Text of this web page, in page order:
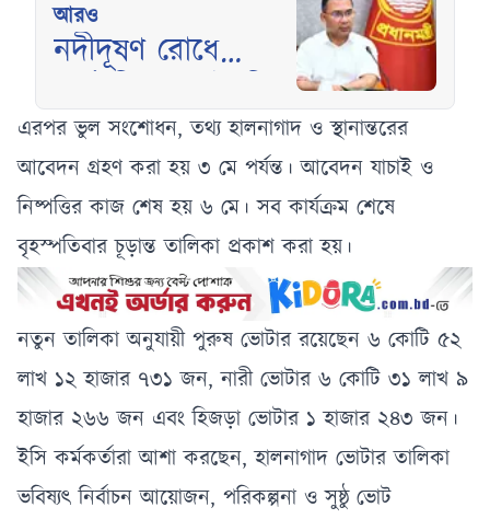
আরও
নদীদূষণ রোধে
নির্দেশ প্রধানমন্ত্রীর
এরপর ভুল সংশোধন, তথ্য হালনাগাদ ও স্থানান্তরের
আবেদন গ্রহণ করা হয় ৩ মে পর্যন্ত। আবেদন যাচাই ও
নিষ্পত্তির কাজ শেষ হয় ৬ মে। সব কার্যক্রম শেষে
বৃহস্পতিবার চূড়ান্ত তালিকা প্রকাশ করা হয়।
নতুন তালিকা অনুযায়ী পুরুষ ভোটার রয়েছেন ৬ কোটি ৫২
লাখ ১২ হাজার ৭৩১ জন, নারী ভোটার ৬ কোটি ৩১ লাখ ৯
হাজার ২৬৬ জন এবং হিজড়া ভোটার ১ হাজার ২৪৩ জন।
ইসি কর্মকর্তারা আশা করছেন, হালনাগাদ ভোটার তালিকা
ভবিষ্যৎ নির্বাচন আয়োজন, পরিকল্পনা ও সুষ্ঠু ভোট